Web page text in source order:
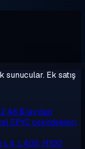
sunucular. Ek satış
2,48 $/ay'dan
EPYC çekirdekleri,
L4, L40S, H100